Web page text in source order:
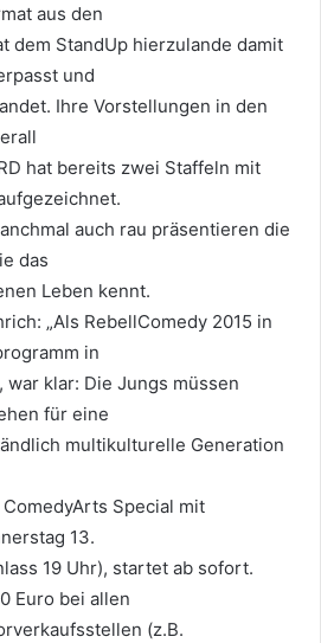
aus den
dem StandUp hierzulande damit
und
Ihre Vorstellungen in den
hat bereits zwei Staffeln mit
auch rau präsentieren die
das
Leben kennt.
„Als RebellComedy 2015 in
in
klar: Die Jungs müssen
für eine
multikulturelle Generation
Special mit
13.
19 Uhr), startet ab sofort.
Euro bei allen
(z.B.